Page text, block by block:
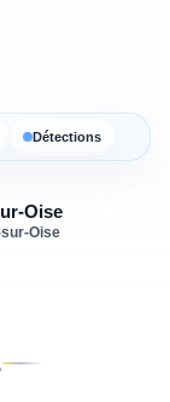
Détections
Oise
sur-Oise